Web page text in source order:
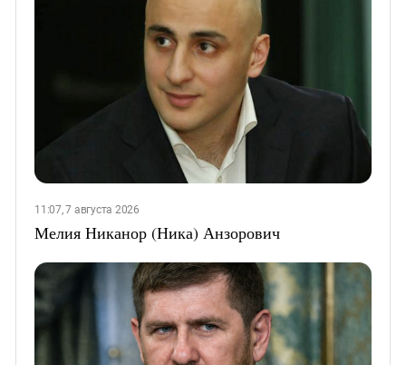
11:07, 7 августа 2026
Мелия Никанор (Ника) Анзорович